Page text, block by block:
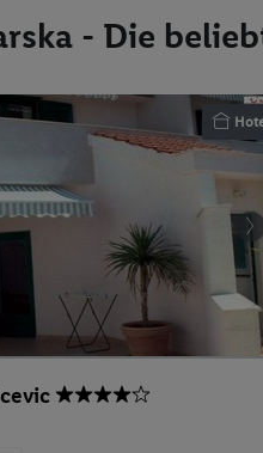
- Die